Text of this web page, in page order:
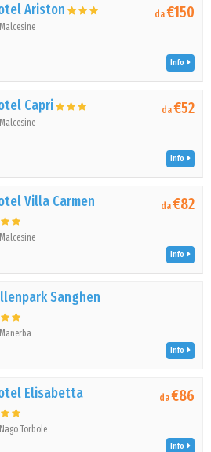
Ariston da€150
Info
Capri da€52
Info
Villa Carmen da€82
Info
Sanghen
Info
Elisabetta
Torbole
da€86
Info